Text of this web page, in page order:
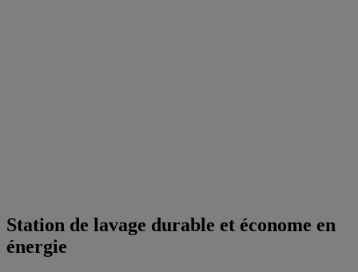
Station de lavage durable et économe en
énergie